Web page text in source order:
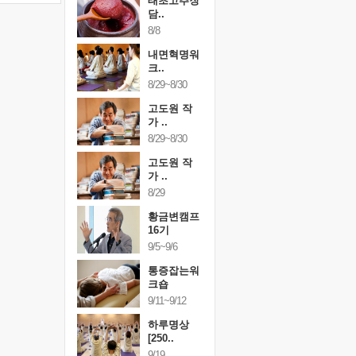
담..
8/8
내면혁명워
크..
8/29~8/30
고도원 작
가 ..
8/29~8/30
고도원 작
가 ..
8/29
황금변캠프
16기
9/5~9/6
통증잡는워
크숍
9/11~9/12
하루명상
[250..